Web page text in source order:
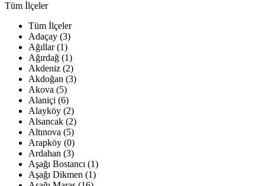
Tüm İlçeler
Tüm İlçeler
Adaçay (3)
Ağıllar (1)
Ağırdağ (1)
Akdeniz (2)
Akdoğan (3)
Akova (5)
Alaniçi (6)
Alayköy (2)
Alsancak (2)
Altınova (5)
Arapköy (0)
Ardahan (3)
Aşağı Bostancı (1)
Aşağı Dikmen (1)